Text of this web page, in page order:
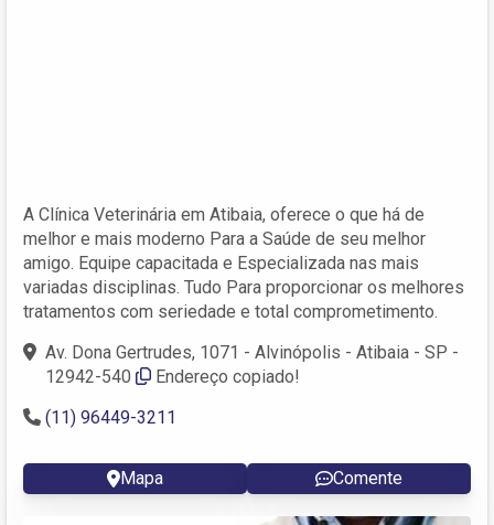
A Clínica Veterinária em Atibaia, oferece o que há de
melhor e mais moderno Para a Saúde de seu melhor
amigo. Equipe capacitada e Especializada nas mais
variadas disciplinas. Tudo Para proporcionar os melhores
tratamentos com seriedade e total comprometimento.
Av. Dona Gertrudes, 1071 - Alvinópolis - Atibaia - SP -
12942-540
Endereço copiado!
(11) 96449-3211
Mapa Comente